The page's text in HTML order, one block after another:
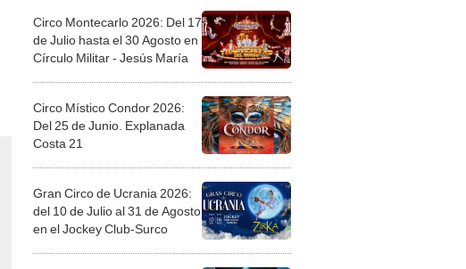
Circo Montecarlo 2026: Del 17
de Julio hasta el 30 Agosto en
Círculo Militar - Jesús María
Circo Místico Condor 2026:
Del 25 de Junio. Explanada
Costa 21
Gran Circo de Ucrania 2026:
del 10 de Julio al 31 de Agosto
en el Jockey Club-Surco